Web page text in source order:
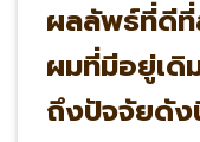
ผลลัพธ์ที่ดีที่
ผมที่มีอยู่เดิ
ถึงปัจจัยดัง